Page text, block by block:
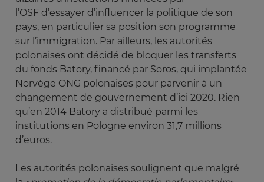
l’OSF d’essayer d’influencer la politique de son
pays, en particulier sa position son programme
sur l’immigration. Par ailleurs, les autorités
polonaises ont décidé de bloquer les transferts
du fonds Batory, financé par Soros, qui implantée
Norvège ONG polonaises pour parvenir à un
changement de gouvernement d’ici 2020. Rien
qu’en 2014 Batory a distribué parmi les
institutions en Pologne environ 31,7 millions
d’euros.
Les autorités polonaises soulignent que malgré